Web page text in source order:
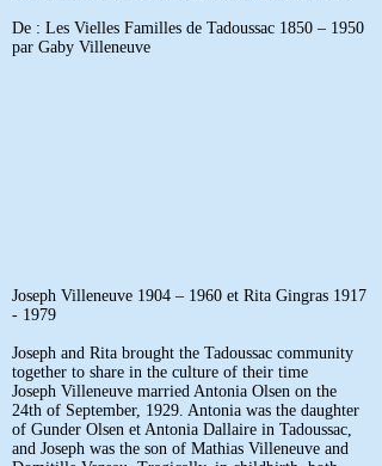
De : Les Vielles Familles de Tadoussac 1850 – 1950
par Gaby Villeneuve
Joseph Villeneuve 1904 – 1960 et Rita Gingras 1917
- 1979
Joseph and Rita brought the Tadoussac community
together to share in the culture of their time
Joseph Villeneuve married Antonia Olsen on the
24th of September, 1929. Antonia was the daughter
of Gunder Olsen et Antonia Dallaire in Tadoussac,
and Joseph was the son of Mathias Villeneuve and